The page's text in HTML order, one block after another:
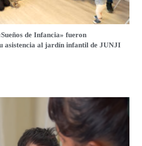
de Infancia» fueron
asistencia al jardín infantil de JUNJI